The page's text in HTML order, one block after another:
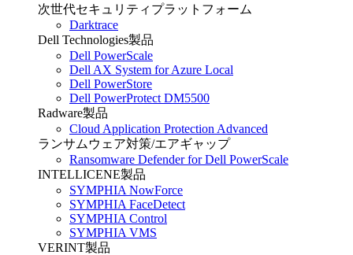
次世代セキュリティプラットフォーム
Darktrace
Dell Technologies製品
Dell PowerScale
Dell AX System for Azure Local
Dell PowerStore
Dell PowerProtect DM5500
Radware製品
Cloud Application Protection Advanced
ランサムウェア対策/エアギャップ
Ransomware Defender for Dell PowerScale
INTELLICENE製品
SYMPHIA NowForce
SYMPHIA FaceDetect
SYMPHIA Control
SYMPHIA VMS
VERINT製品